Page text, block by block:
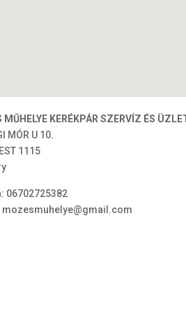
MŰHELYE KERÉKPÁR SZERVÍZ ÉS
MÓR U 10.
1115
06702725382
mozesmuhelye@gmail.com